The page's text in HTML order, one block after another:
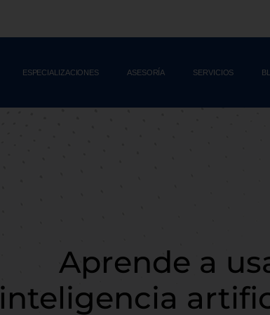
ESPECIALIZACIONES ASESORÍA SERVICIOS
Aprende a
inteligencia